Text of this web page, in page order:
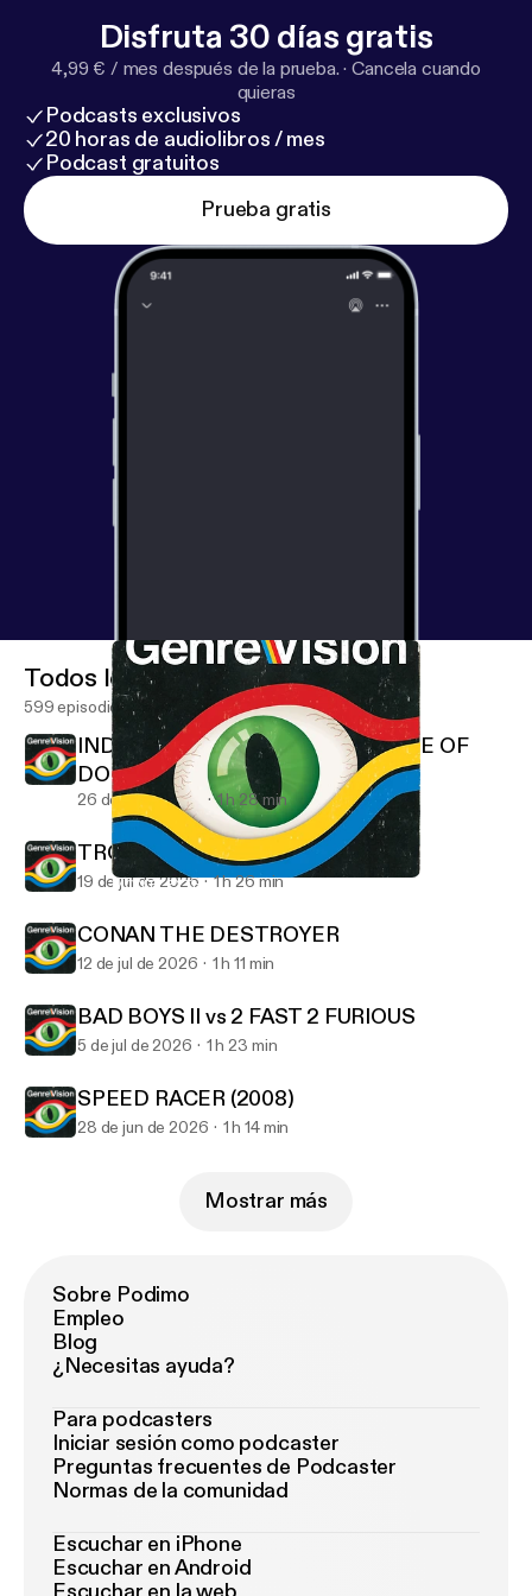
m/thetravisnewton/
] GenreVision on Bluesky [
s://bsky.app/profile/genrevision.com] Drew Dietsch
on Bluesky [
https://bsky.app/profile/drewdietsch.bs
ky.social]
Disfruta 30 días gratis
4,99 € / mes después de la prueba. ·Cancela cuando
quieras
Podcasts exclusivos
20 horas de audiolibros / mes
Podcast gratuitos
Prueba gratis
MONTY PYTHON'S LIFE OF BRIAN
Todos los episodios
599 episodios
INDIANA JONES AND THE TEMPLE OF
DOOM
26 de jul de 2026 1 h 28 min
TROLL 2 (1990)
19 de jul de 2026 1 h 26 min
CONAN THE DESTROYER
12 de jul de 2026 1 h 11 min
BAD BOYS II vs 2 FAST 2 FURIOUS
5 de jul de 2026 1 h 23 min
SPEED RACER (2008)
28 de jun de 2026 1 h 14 min
Mostrar más
Sobre Podimo
Empleo
Blog
¿Necesitas ayuda?
Para podcasters
Iniciar sesión como podcaster
Preguntas frecuentes de Podcaster
Normas de la comunidad
Escuchar en iPhone
Escuchar en Android